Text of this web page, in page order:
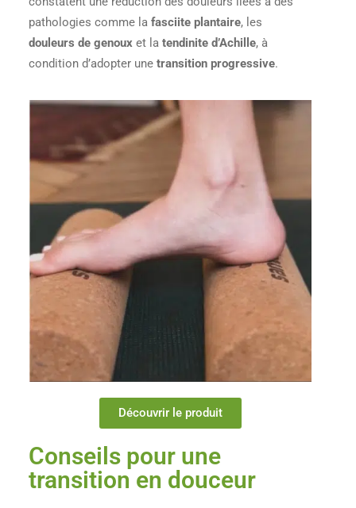
pathologies comme lafasciite plantaire, les
douleurs de genoux et latendinite d’Achille, à
condition d’adopter unetransition progressive.
Découvrir le produit
Conseils pour une
transition en douceur